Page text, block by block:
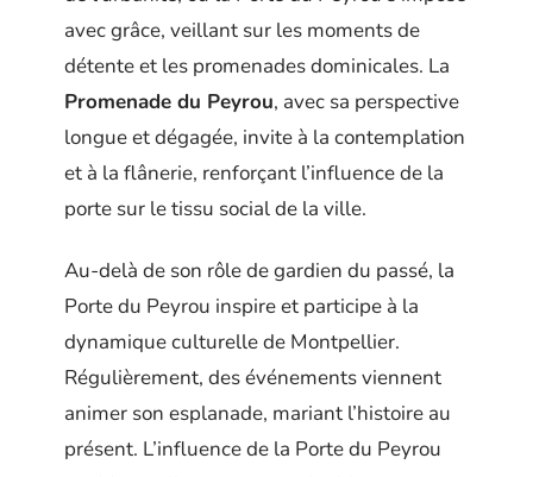
avec grâce, veillant sur les moments de
détente et les promenades dominicales. La
Promenade du Peyrou, avec sa perspective
longue et dégagée, invite à la contemplation
et à la flânerie, renforçant l’influence de la
porte sur le tissu social de la ville.
Au-delà de son rôle de gardien du passé, la
Porte du Peyrou inspire et participe à la
dynamique culturelle de Montpellier.
Régulièrement, des événements viennent
animer son esplanade, mariant l’histoire au
présent. L’influence de la Porte du Peyrou